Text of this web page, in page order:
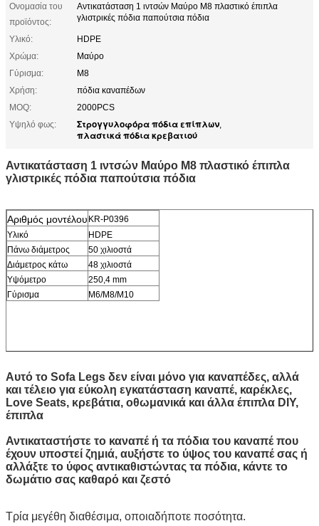
Ονομασία του
προϊόντος:
Αντικατάσταση 1 ιντσών Μαύρο M8 πλαστικό έπιπλα
γλιστρικές πόδια παπούτσια πόδια
Υλικό:
HDPE
Χρώμα:
Μαύρο
Γύρισμα:
M8
Χρήση:
πόδια καναπέδων
MOQ:
2000PCS
Υψηλό φως:
Στρογγυλοφόρα πόδια επίπλων,
πλαστικά πόδια κρεβατιού
Αντικατάσταση 1 ιντσών Μαύρο M8 πλαστικό έπιπλα
γλιστρικές πόδια παπούτσια πόδια
Αριθμός μοντέλου KR-P0396
Υλικό
HDPE
Πάνω διάμετρος
50 χιλιοστά
Διάμετρος κάτω
48 χιλιοστά
Υψόμετρο
250,4 mm
Γύρισμα
M6/M8/M10
Αυτό το Sofa Legs δεν είναι μόνο για καναπέδες, αλλά
και τέλειο για εύκολη εγκατάσταση καναπέ, καρέκλες,
Love Seats, κρεβάτια, οθωμανικά και άλλα έπιπλα DIY,
έπιπλα
Αντικαταστήστε το καναπέ ή τα πόδια του καναπέ που
έχουν υποστεί ζημιά, αυξήστε το ύψος του καναπέ σας ή
αλλάξτε το ύφος αντικαθιστώντας τα πόδια, κάντε το
δωμάτιο σας καθαρό και ζεστό
Τρία μεγέθη διαθέσιμα, οποιαδήποτε ποσότητα.